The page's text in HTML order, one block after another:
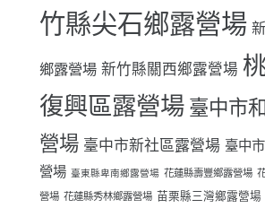
竹縣尖石鄉露營場
鄉露營場 新竹縣關西鄉露營場
復興區露營場 臺中市
營場 臺中市新社區露營場 臺中
營場 臺東縣卑南鄉露營場 花蓮縣壽豐鄉露營場
營場 花蓮縣秀林鄉露營場 苗栗縣三灣鄉露營場